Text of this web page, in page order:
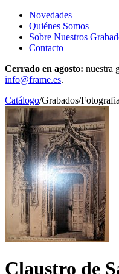
Novedades
Quiénes Somos
Sobre Nuestros
Contacto
Cerrado en agosto: nuestra
info@frame.es.
Catálogo/Grabados/Fotografia
Claustro de